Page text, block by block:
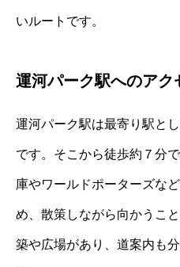
いルートです。
運河パーク駅へのアク
運河パーク駅は最寄り駅と
です。そこから徒歩約７分
庫やワールドポーターズな
め、散策しながら向かうこ
築や広場があり、道案内も